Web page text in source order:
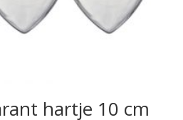
hartje 10 cm